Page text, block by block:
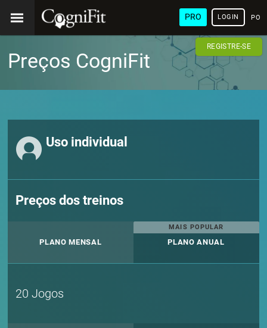
PRO LOGIN
REGISTRE-SE
Preços CogniFit
Uso individual
Preços dos treinos
PLANO MENSAL
MAIS POPULAR
PLANO ANUAL
20 Jogos